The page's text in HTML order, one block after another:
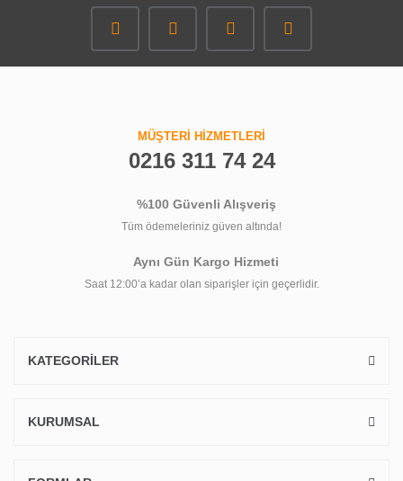
MÜŞTERİ HİZMETLERİ
0216 311 74 24
%100 Güvenli Alışveriş
Tüm ödemeleriniz güven altında!
Aynı Gün Kargo Hizmeti
Saat 12:00’a kadar olan siparişler için geçerlidir.
KATEGORİLER
KURUMSAL